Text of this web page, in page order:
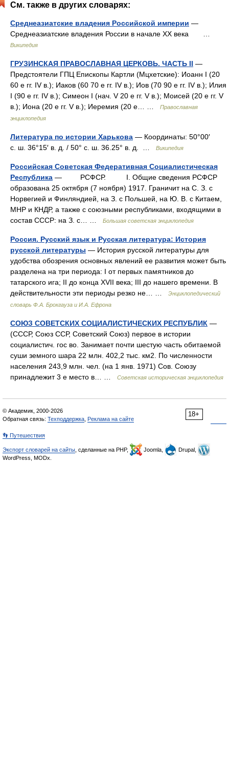
См. также в других словарях:
Среднеазиатские владения Российской империи —
Среднеазиатские владения России в начале XX века …
Википедия
ГРУЗИНСКАЯ ПРАВОСЛАВНАЯ ЦЕРКОВЬ. ЧАСТЬ II —
Предстоятели ГПЦ Епископы Картли (Мцхетские): Иоанн I (20
60 е гг. IV в.); Иаков (60 70 е гг. IV в.); Иов (70 90 е гг. IV в.); Илия
I (90 е гг. IV в.); Симеон I (нач. V 20 е гг. V в.); Моисей (20 е гг. V
в.); Иона (20 е гг. V в.); Иеремия (20 е… …
Православная
энциклопедия
Литература по истории Харькова — Координаты: 50°00′
с. ш. 36°15′ в. д. / 50° с. ш. 36.25° в. д. …
Википедия
Российская Советская Федеративная Социалистическая
Республика — РСФСР. I. Общие сведения РСФСР
образована 25 октября (7 ноября) 1917. Граничит на С. З. с
Норвегией и Финляндией, на З. с Польшей, на Ю. В. с Китаем,
МНР и КНДР, а также с союзными республиками, входящими в
состав СССР: на З. с… …
Большая советская энциклопедия
Россия. Русский язык и Русская литература: История
русской литературы — История русской литературы для
удобства обозрения основных явлений ее развития может быть
разделена на три периода: I от первых памятников до
татарского ига; II до конца XVII века; III до нашего времени. В
действительности эти периоды резко не… …
Энциклопедический
словарь Ф.А. Брокгауза и И.А. Ефрона
СОЮЗ СОВЕТСКИХ СОЦИАЛИСТИЧЕСКИХ РЕСПУБЛИК —
(СССР, Союз ССР, Советский Союз) первое в истории
социалистич. гос во. Занимает почти шестую часть обитаемой
суши земного шара 22 млн. 402,2 тыс. км2. По численности
населения 243,9 млн. чел. (на 1 янв. 1971) Сов. Союзу
принадлежит 3 е место в… …
Советская историческая энциклопедия
18+
© Академик, 2000-2026
Обратная связь: Техподдержка Реклама на сайте
👣 Путешествия
Экспорт словарей на сайты , сделанные на PHP, Joomla,
Drupal,
WordPress, MODx.